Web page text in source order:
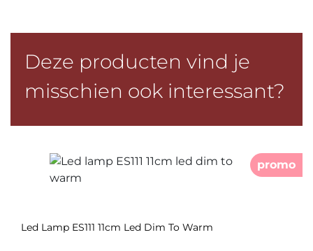
Deze producten vind je
misschien ook interessant?
promo
Led Lamp ES111 11cm Led Dim To Warm